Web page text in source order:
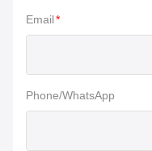
Email*
Phone/WhatsApp